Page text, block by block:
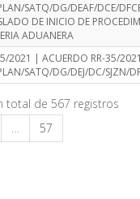
SATQ/DG/DEAF/DCE/
DE INICIO DE
ADUANERA
2021 | ACUERDO RR-35/
SATQ/DG/DEJ/DC/SJZN/
total de 567 registros
…
57